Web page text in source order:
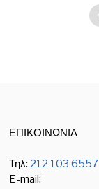
ΕΠΙΚΟΙΝΩΝΙΑ
Τηλ: 212 103 6557
E-mail: